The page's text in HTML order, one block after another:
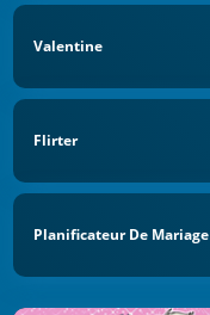
Valentine
Flirter
Planificateur De Mariage